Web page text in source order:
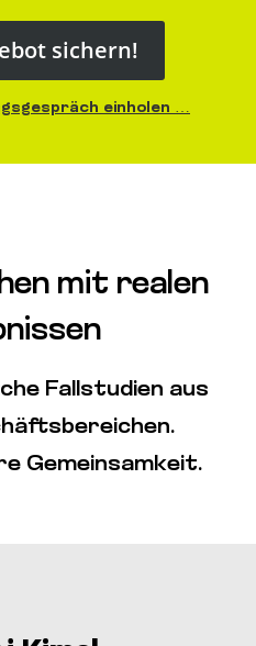
sichern!
einholen …
mit realen
Fallstudien aus
Gemeinsamkeit.